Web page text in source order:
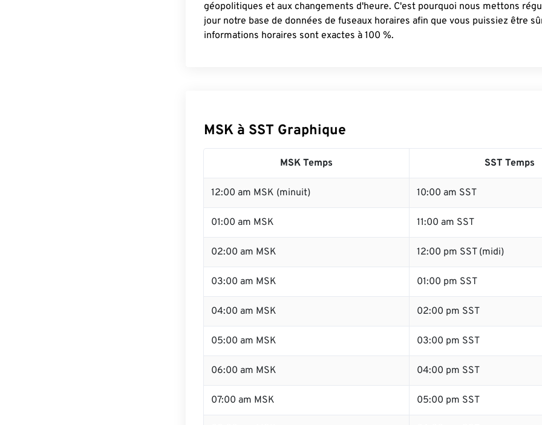
géopolitiques et aux changements d'heure. C'est pourquoi nous mettons
jour notre base de données de fuseaux horaires afin que vous puissiez être
informations horaires sont exactes à 100 %.
MSK à SST Graphique
MSK Temps SST Temps
12:00 am MSK (minuit) 10:00 am SST
01:00 am MSK 11:00 am SST
02:00 am MSK 12:00 pm SST (midi)
03:00 am MSK 01:00 pm SST
04:00 am MSK 02:00 pm SST
05:00 am MSK 03:00 pm SST
06:00 am MSK 04:00 pm SST
07:00 am MSK 05:00 pm SST